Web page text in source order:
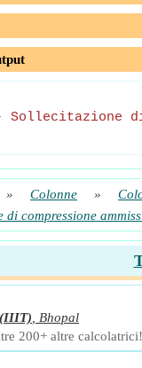
Sollecitazione di
» Colonne »
di compressione
(IIIT)
Bhopal
200+ altre calcolatrici!